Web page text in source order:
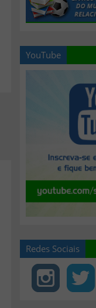
YouTube
Redes Sociais